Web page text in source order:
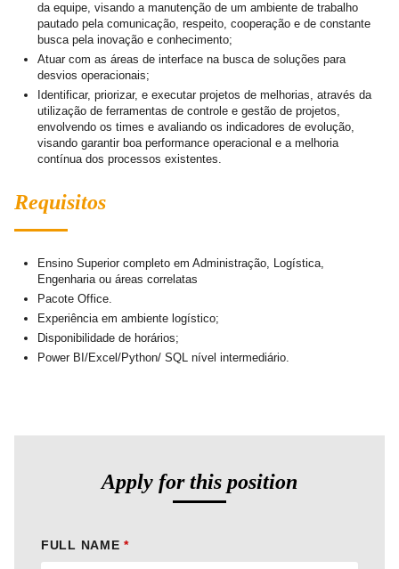
da equipe, visando a manutenção de um ambiente de trabalho
pautado pela comunicação, respeito, cooperação e de constante
busca pela inovação e conhecimento;
Atuar com as áreas de interface na busca de soluções para
desvios operacionais;
Identificar, priorizar, e executar projetos de melhorias, através da
utilização de ferramentas de controle e gestão de projetos,
envolvendo os times e avaliando os indicadores de evolução,
visando garantir boa performance operacional e a melhoria
contínua dos processos existentes.
Requisitos
Ensino Superior completo em Administração, Logística,
Engenharia ou áreas correlatas
Pacote Office.
Experiência em ambiente logístico;
Disponibilidade de horários;
Power BI/Excel/Python/ SQL nível intermediário.
Apply for this position
FULL NAME *